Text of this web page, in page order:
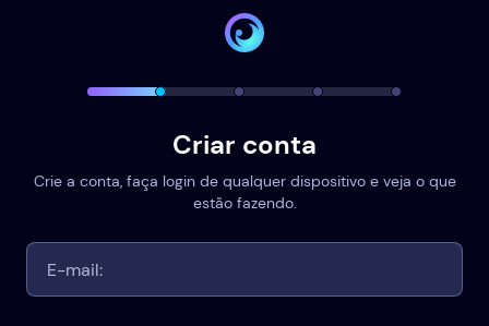
Criar conta
Crie a conta, faça login de qualquer dispositivo e veja o que
estão fazendo.